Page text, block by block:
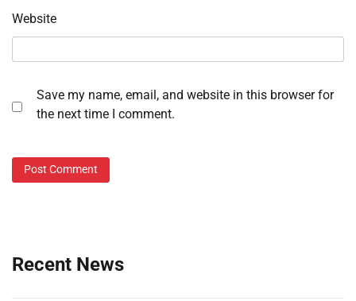
Website
Save my name, email, and website in this browser for
the next time I comment.
Recent News